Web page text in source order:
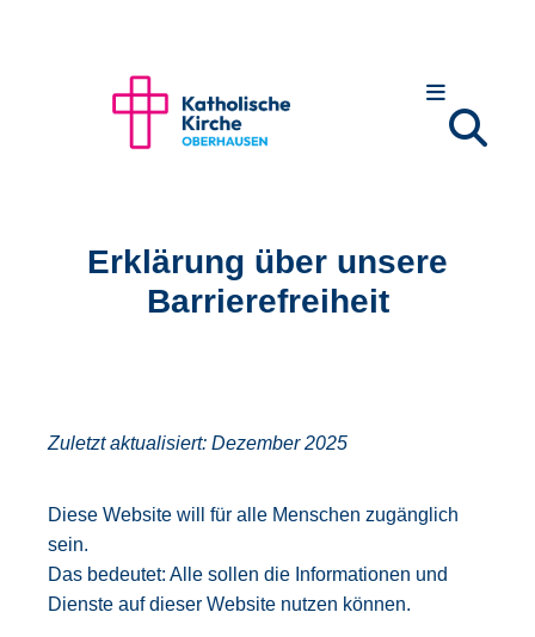
Erklärung über unsere
Barrierefreiheit
Zuletzt aktualisiert: Dezember 2025
Diese Website will für alle Menschen zugänglich
sein.
Das bedeutet: Alle sollen die Informationen und
Dienste auf dieser Website nutzen können.